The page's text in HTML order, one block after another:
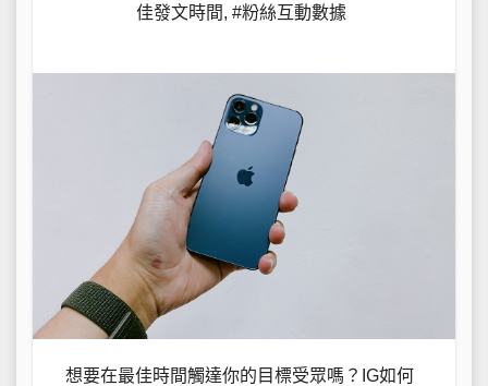
佳發文時間, #粉絲互動數據
想要在最佳時間觸達你的目標受眾嗎？IG如何